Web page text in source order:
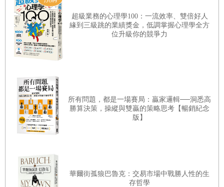
>>>「若你試圖查看自己的穀倉、計算穀物的數量，
從那一刻起你就被神拋棄了。」
第二章
在商業領域運用《塔木德》吸引金錢
的？」
>>>「那是因為從黑暗的一面看世界，能更清楚看清事物的
這套思維也不局限於商業。對猶太人而言，凡事都具有
風險，正因如此，猶太人的字典裡沒有所謂的「出乎意料」
一詞。他們對任何災難或危機，都會將之視為是「人生可能
遭遇的事」，並事先做好準備，所以當危機發生發生時，他
呼吸一般自然的習慣」。
那麼，猶太人是如何養成這種習慣的呢？其背後的原
因，不僅是因為猶太人經常閱讀記載了許多出乎意料事物的
《希伯來聖經》，還因為猶太人遭受長達數千年迫害的歷史
人的偏見，時常被冠上子虛烏有的罪名遭受嚴重迫害。在二
十世紀時，希特勒和納粹德國更殘忍地屠殺六百萬名猶太
超級業務的心理學100：一流效率、雙倍好人
緣到三級跳的業績獎金，低調掌握心理學全方
位升級你的競爭力
所有問題，都是一場賽局：贏家邏輯──洞悉高
勝算決策，操縱與雙贏的策略思考【暢銷紀念
版】
華爾街孤狼巴魯克：交易市場中戰勝人性的生
存哲學